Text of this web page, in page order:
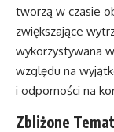
tworzą w czasie
zwiększające
wykorzystywana
względu na
i odporności na
Zbliżone